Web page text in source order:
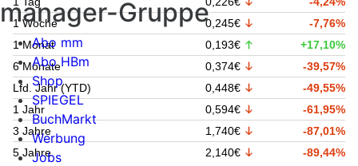
1 Woche
0,245€
-7,76%
1 Monat
0,193€
+17,10%
6 Monate
0,374€
-39,57%
Lfd. Jahr (YTD)
0,448€
-49,55%
1 Jahr
0,594€
-61,95%
3 Jahre
1,740€
-87,01%
5 Jahre
2,140€ -89,44%
manager-Gruppe
Abo mm
Abo HBm
Shop
SPIEGEL
BuchMarkt
Werbung
Jobs